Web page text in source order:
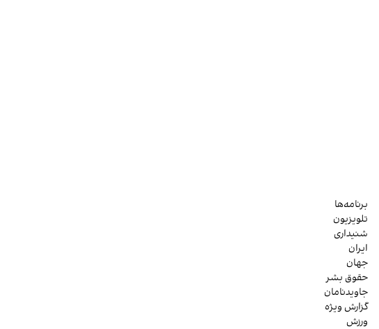
برنامه‌ها
تلویزیون
شنیداری
ایران
جهان
حقوق بشر
جاویدنامان
گزارش ویژه
ورزش